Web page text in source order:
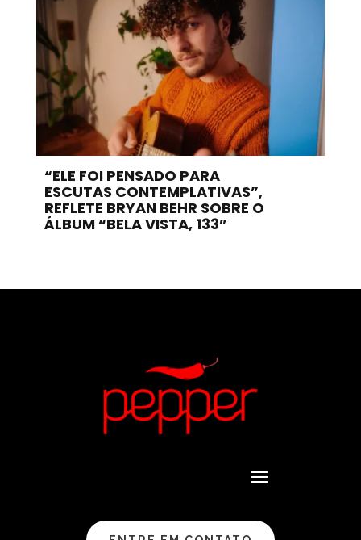
“ELE FOI PENSADO PARA
ESCUTAS CONTEMPLATIVAS”,
REFLETE BRYAN BEHR SOBRE O
ÁLBUM “BELA VISTA, 133”